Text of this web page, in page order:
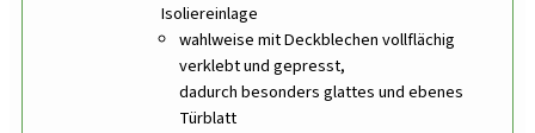
Isoliereinlage
wahlweise mit Deckblechen vollflächig
verklebt und gepresst,
dadurch besonders glattes und ebenes
Türblatt